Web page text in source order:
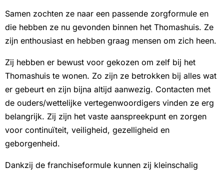
Samen zochten ze naar een passende zorgformule en
die hebben ze nu gevonden binnen het Thomashuis. Ze
zijn enthousiast en hebben graag mensen om zich heen.
Zij hebben er bewust voor gekozen om zelf bij het
Thomashuis te wonen. Zo zijn ze betrokken bij alles wat
er gebeurt en zijn bijna altijd aanwezig. Contacten met
de ouders/wettelijke vertegenwoordigers vinden ze erg
belangrijk. Zij zijn het vaste aanspreekpunt en zorgen
voor continuïteit, veiligheid, gezelligheid en
geborgenheid.
Dankzij de franchiseformule kunnen zij kleinschalig